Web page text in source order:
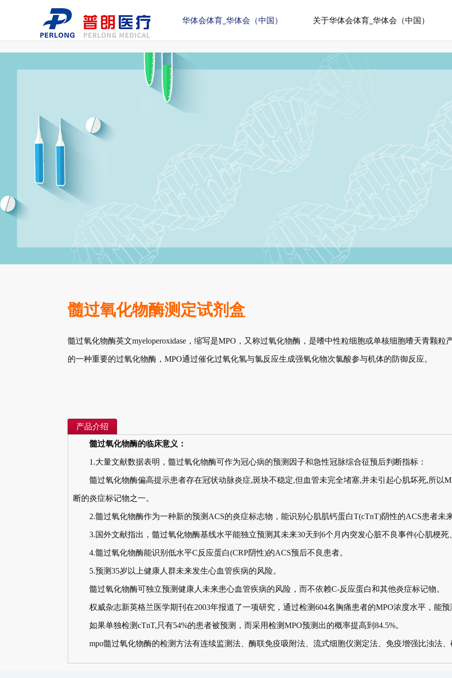
华体会体育_华体会（中国）
华体会体育_华体会（中国）
关于华体会体育_华体会（中国）
髓过氧化物酶测定试剂盒
髓过氧化物酶英文myeloperoxidase，缩写是MPO，又称过氧化物酶，是嗜中性粒细胞或单核细胞嗜天青颗粒
的一种重要的过氧化物酶，MPO通过催化过氧化氢与氯反应生成强氧化物次氯酸参与机体的防御反应。
产品介绍
髓过氧化物酶的临床意义：
1.大量文献数据表明，髓过氧化物酶可作为冠心病的预测因子和急性冠脉综合征预后判断指标：
髓过氧化物酶偏高提示患者存在冠状动脉炎症,斑块不稳定,但血管未完全堵塞,并未引起心肌坏死,所以
断的炎症标记物之一。
2.髓过氧化物酶作为一种新的预测ACS的炎症标志物，能识别心肌肌钙蛋白T(cTnT)阴性的ACS患者未
3.国外文献指出，髓过氧化物酶基线水平能独立预测其未来30天到6个月内突发心脏不良事件(心肌梗死
4.髓过氧化物酶能识别低水平C反应蛋白(CRP阴性)的ACS预后不良患者。
5.预测35岁以上健康人群未来发生心血管疾病的风险。
髓过氧化物酶可独立预测健康人未来患心血管疾病的风险，而不依赖C-反应蛋白和其他炎症标记物。
权威杂志新英格兰医学期刊在2003年报道了一项研究，通过检测604名胸痛患者的MPO浓度水平，能预
如果单独检测cTnT,只有54%的患者被预测，而采用检测MPO预测出的概率提高到84.5%。
mpo髓过氧化物酶的检测方法有连续监测法、酶联免疫吸附法、流式细胞仪测定法、免疫增强比浊法